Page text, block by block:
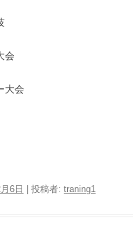
会
大会
6日 | 投稿者: traning1